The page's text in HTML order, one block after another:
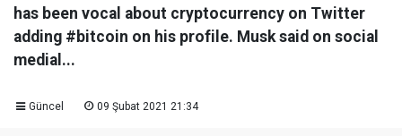
has been vocal about cryptocurrency on Twitter
adding #bitcoin on his profile. Musk said on social
medial...
Güncel 09 Şubat 2021 21:34